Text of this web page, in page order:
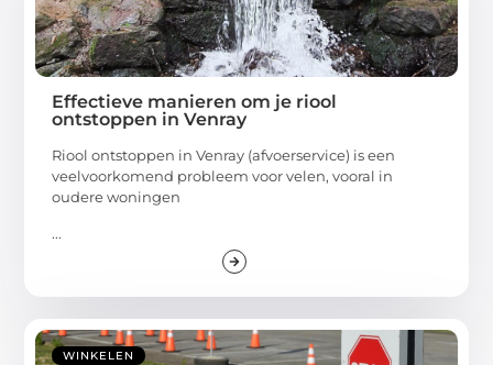
Effectieve manieren om je riool
ontstoppen in Venray
Riool ontstoppen in Venray (afvoerservice) is een
veelvoorkomend probleem voor velen, vooral in
oudere woningen
...
WINKELEN